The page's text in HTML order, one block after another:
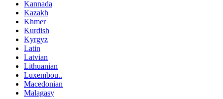
Kannada
Kazakh
Khmer
Kurdish
Kyrgyz
Latin
Latvian
Lithuanian
Luxembou..
Macedonian
Malagasy